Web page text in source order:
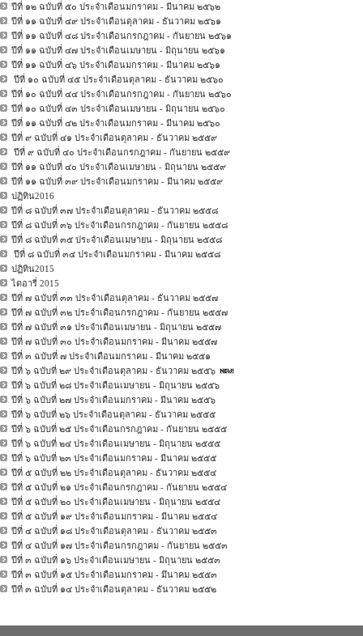
ปีที่ ๑๒ ฉบับที่ ๕๐ ประจำเดือนมกราคม - มีนาคม ๒๕๖๒
ปีที่ ๑๑ ฉบับที่ ๔๙ ประจำเดือนตุลาคม - ธันวาคม ๒๕๖๑
ปีที่ ๑๑ ฉบับที่ ๔๘ ประจำเดือนกรกฎาคม - กันยายน ๒๕๖๑
ปีที่ ๑๑ ฉบับที่ ๔๗ ประจำเดือนเมษายน - มิถุนายน ๒๕๖๑
ปีที่ ๑๑ ฉบับที่ ๔๖ ประจำเดือนมกราคม - มีนาคม ๒๕๖๑
ปีที่ ๑๐ ฉบับที่ ๔๕ ประจำเดือนตุลาคม - ธันวาคม ๒๕๖๐
ปีที่ ๑๐ ฉบับที่ ๔๔ ประจำเดือนกรกฎาคม - กันยายน ๒๕๖๐
ปีที่ ๑๐ ฉบับที่ ๔๓ ประจำเดือนเมษายน - มิถุนายน ๒๕๖๐
ปีที่ ๑๑ ฉบับที่ ๔๒ ประจำเดือนมกราคม - มีนาคม ๒๕๖๐
ปีที่ ๙ ฉบับที่ ๔๑ ประจำเดือนตุลาคม - ธันวาคม ๒๕๕๙
ปีที่ ๙ ฉบับที่ ๔๐ ประจำเดือนกรกฎาคม - กันยายน ๒๕๕๙
ปีที่ ๑๑ ฉบับที่ ๔๐ ประจำเดือนเมษายน - มิถุนายน ๒๕๕๙
ปีที่ ๑๑ ฉบับที่ ๓๙ ประจำเดือนมกราคม - มีนาคม ๒๕๕๙
ปฏิทิน2016
ปีที่ ๘ ฉบับที่ ๓๗ ประจำเดือนตุลาคม - ธันวาคม ๒๕๕๘
ปีที่ ๘ ฉบับที่ ๓๖ ประจำเดือนกรกฎาคม - กันยายน ๒๕๕๘
ปีที่ ๘ ฉบับที่ ๓๕ ประจำเดือนเมษายน - มิถุนายน ๒๕๕๘
ปีที่ ๘ ฉบับที่ ๓๔ ประจำเดือนมกราคม - มีนาคม ๒๕๕๘
ปฏิทิน2015
ไดอารี่ 2015
ปีที่ ๗ ฉบับที่ ๓๓ ประจำเดือนตุลาคม - ธันวาคม ๒๕๕๗
ปีที่ ๗ ฉบับที่ ๓๒ ประจำเดือนกรกฎาคม - กันยายน ๒๕๕๗
ปีที่ ๗ ฉบับที่ ๓๑ ประจำเดือนเมษายน - มิถุนายน ๒๕๕๗
ปีที่ ๗ ฉบับที่ ๓๐ ประจำเดือนมกราคม - มีนาคม ๒๕๕๗
ปีที่ ๓ ฉบับที่ ๗ ประจำเดือนมกราคม - มีนาคม ๒๕๕๑
ปีที่ ๖ ฉบับที่ ๒๙ ประจำเดือนตุลาคม - ธันวาคม ๒๕๕๖
ปีที่ ๖ ฉบับที่ ๒๘ ประจำเดือนเมษายน - มิถุนายน ๒๕๕๖
ปีที่ ๖ ฉบับที่ ๒๗ ประจำเดือนมกราคม - มีนาคม ๒๕๕๖
ปีที่ ๖ ฉบับที่ ๒๖ ประจำเดือนตุลาคม - ธันวาคม ๒๕๕๕
ปีที่ ๖ ฉบับที่ ๒๕ ประจำเดือนกรกฎาคม - กันยายน ๒๕๕๕
ปีที่ ๖ ฉบับที่ ๒๔ ประจำเดือนเมษายน - มิถุนายน ๒๕๕๕
ปีที่ ๖ ฉบับที่ ๒๓ ประจำเดือนมกราคม - มีนาคม ๒๕๕๕
ปีที่ ๕ ฉบับที่ ๒๒ ประจำเดือนตุลาคม - ธันวาคม ๒๕๕๔
ปีที่ ๕ ฉบับที่ ๒๑ ประจำเดือนกรกฎาคม - กันยายน ๒๕๕๔
ปีที่ ๕ ฉบับที่ ๒๐ ประจำเดือนเมษายน - มิถุนายน ๒๕๕๔
ปีที่ ๕ ฉบับที่ ๑๙ ประจำเดือนมกราคม - มีนาคม ๒๕๕๔
ปีที่ ๔ ฉบับที่ ๑๘ ประจำเดือนตุลาคม - ธันวาคม ๒๕๕๓
ปีที่ ๔ ฉบับที่ ๑๗ ประจำเดือนกรกฎาคม - กันยายน ๒๕๕๓
ปีที่ ๓ ฉบับที่ ๑๖ ประจำเดือนเมษายน - มิถุนายน ๒๕๕๓
ปีที่ ๓ ฉบับที่ ๑๕ ประจำเดือนมกราคม - มึนาคม ๒๕๕๓
ปีที่ ๓ ฉบับที่ ๑๔ ประจำเดือนตุลาคม - ธันวาคม ๒๕๕๒